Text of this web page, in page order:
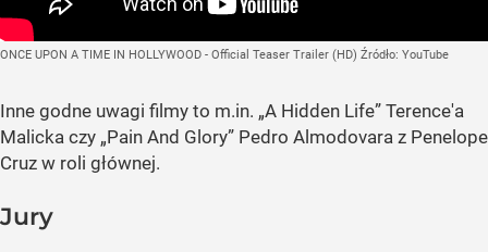
ONCE UPON A TIME IN HOLLYWOOD - Official Teaser Trailer (HD) Źródło: YouTube
Inne godne uwagi filmy to m.in. „A Hidden Life” Terence'a
Malicka czy „Pain And Glory” Pedro Almodovara z Penelope
Cruz w roli głównej.
Jury